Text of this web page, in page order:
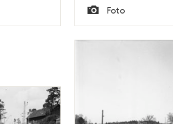
Tid
Typ
Foto